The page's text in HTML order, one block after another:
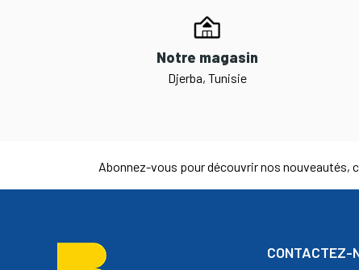
Notre magasin
Djerba, Tunisie
Abonnez-vous pour découvrir nos nouveautés,
CONTACTEZ-